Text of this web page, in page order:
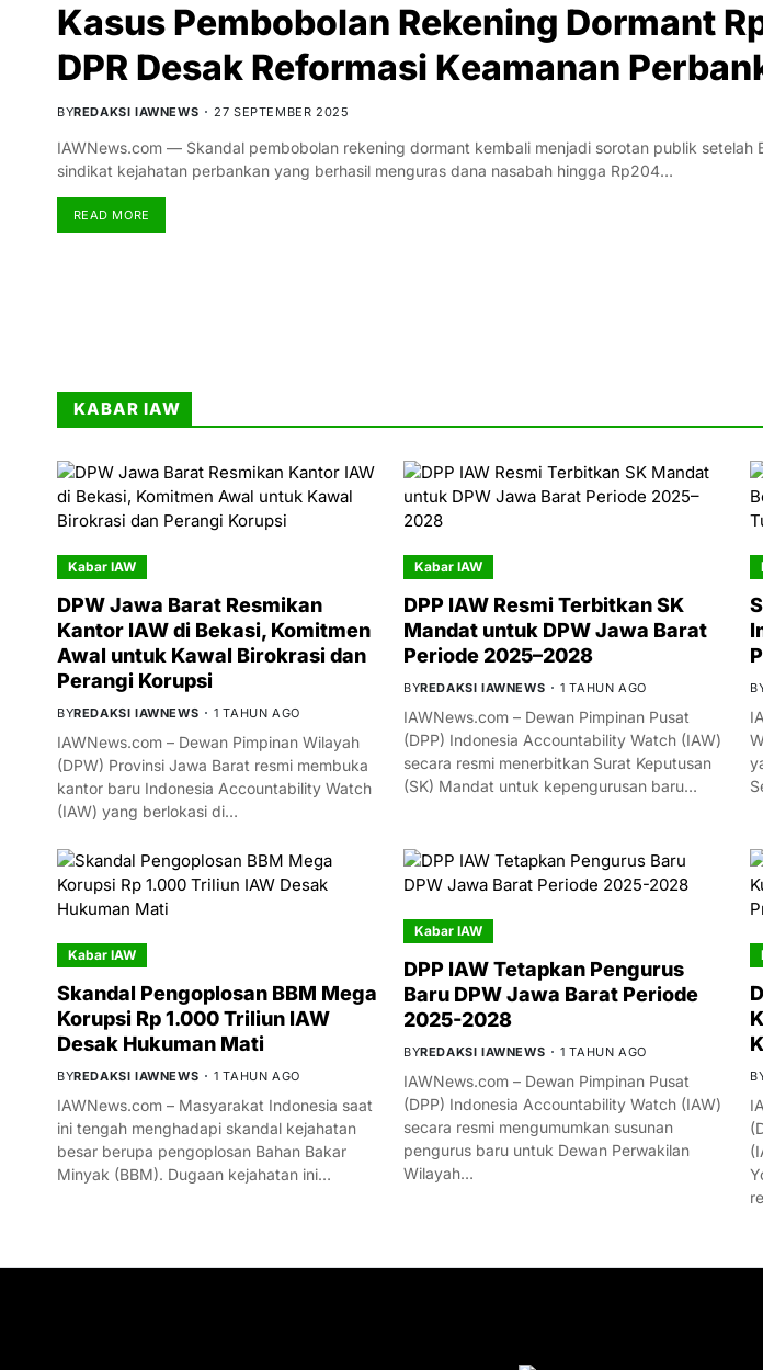
Kasus Pembobolan Rekening Dormant
DPR Desak Reformasi Keamanan
BYREDAKSI IAWNEWS 27 SEPTEMBER 2025
IAWNews.com — Skandal pembobolan rekening dormant kembali menjadi sorotan publik setelah
sindikat kejahatan perbankan yang berhasil menguras dana nasabah hingga Rp204…
READ MORE
KABAR IAW
Kabar IAW
DPW Jawa Barat Resmikan
Kantor IAW di Bekasi, Komitmen
Awal untuk Kawal Birokrasi dan
Perangi Korupsi
BYREDAKSI IAWNEWS 1 TAHUN AGO
IAWNews.com – Dewan Pimpinan Wilayah
(DPW) Provinsi Jawa Barat resmi membuka
kantor baru Indonesia Accountability Watch
(IAW) yang berlokasi di…
Kabar IAW
DPP IAW Resmi Terbitkan SK
Mandat untuk DPW Jawa Barat
Periode 2025–2028
BYREDAKSI IAWNEWS 1 TAHUN AGO
IAWNews.com – Dewan Pimpinan Pusat
(DPP) Indonesia Accountability Watch (IAW)
secara resmi menerbitkan Surat Keputusan
(SK) Mandat untuk kepengurusan baru…
Kabar IAW
Skandal Pengoplosan BBM Mega
Korupsi Rp 1.000 Triliun IAW
Desak Hukuman Mati
BYREDAKSI IAWNEWS 1 TAHUN AGO
IAWNews.com – Masyarakat Indonesia saat
ini tengah menghadapi skandal kejahatan
besar berupa pengoplosan Bahan Bakar
Minyak (BBM). Dugaan kejahatan ini…
Kabar IAW
DPP IAW Tetapkan Pengurus
Baru DPW Jawa Barat Periode
2025-2028
BYREDAKSI IAWNEWS 1 TAHUN AGO
IAWNews.com – Dewan Pimpinan Pusat
(DPP) Indonesia Accountability Watch (IAW)
secara resmi mengumumkan susunan
pengurus baru untuk Dewan Perwakilan
Wilayah…